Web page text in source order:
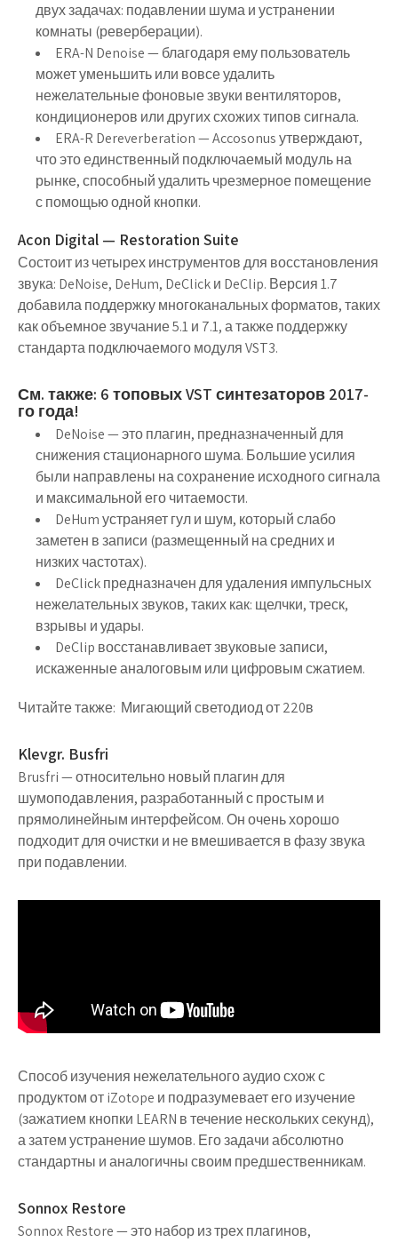
двух задачах: подавлении шума и устранении
комнаты (реверберации).
ERA-N Denoise — благодаря ему пользователь
может уменьшить или вовсе удалить
нежелательные фоновые звуки вентиляторов,
кондиционеров или других схожих типов сигнала.
ERA-R Dereverberation — Accosonus утверждают,
что это единственный подключаемый модуль на
рынке, способный удалить чрезмерное помещение
с помощью одной кнопки.
Acon Digital — Restoration Suite
Состоит из четырех инструментов для восстановления
звука: DeNoise, DeHum, DeClick и DeClip. Версия 1.7
добавила поддержку многоканальных форматов, таких
как объемное звучание 5.1 и 7.1, а также поддержку
стандарта подключаемого модуля VST3.
См. также: 6 топовых VST синтезаторов 2017-
го года!
DeNoise — это плагин, предназначенный для
снижения стационарного шума. Большие усилия
были направлены на сохранение исходного сигнала
и максимальной его читаемости.
DeHum устраняет гул и шум, который слабо
заметен в записи (размещенный на средних и
низких частотах).
DeClick предназначен для удаления импульсных
нежелательных звуков, таких как: щелчки, треск,
взрывы и удары.
DeClip восстанавливает звуковые записи,
искаженные аналоговым или цифровым сжатием.
Читайте также: Мигающий светодиод от 220в
Klevgr. Busfri
Brusfri — относительно новый плагин для
шумоподавления, разработанный с простым и
прямолинейным интерфейсом. Он очень хорошо
подходит для очистки и не вмешивается в фазу звука
при подавлении.
Способ изучения нежелательного аудио схож с
продуктом от iZotope и подразумевает его изучение
(зажатием кнопки LEARN в течение нескольких секунд),
а затем устранение шумов. Его задачи абсолютно
стандартны и аналогичны своим предшественникам.
Sonnox Restore
Sonnox Restore — это набор из трех плагинов,